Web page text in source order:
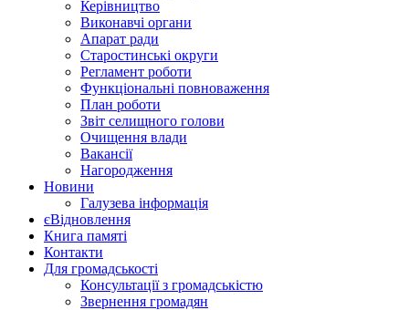
Керівництво
Виконавчі органи
Апарат ради
Старостинські округи
Регламент роботи
Функціональні повноваження
План роботи
Звіт селищного голови
Очищення влади
Вакансії
Нагородження
Новини
Галузева інформація
єВідновлення
Книга памяті
Контакти
Для громадськості
Консультації з громадськістю
Звернення громадян